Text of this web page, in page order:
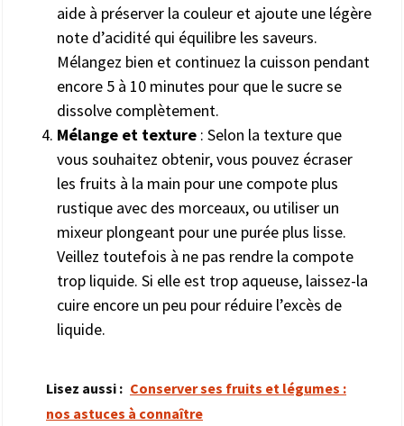
aide à préserver la couleur et ajoute une légère
note d’acidité qui équilibre les saveurs.
Mélangez bien et continuez la cuisson pendant
encore 5 à 10 minutes pour que le sucre se
dissolve complètement.
Mélange et texture : Selon la texture que
vous souhaitez obtenir, vous pouvez écraser
les fruits à la main pour une compote plus
rustique avec des morceaux, ou utiliser un
mixeur plongeant pour une purée plus lisse.
Veillez toutefois à ne pas rendre la compote
trop liquide. Si elle est trop aqueuse, laissez-la
cuire encore un peu pour réduire l’excès de
liquide.
Lisez aussi : Conserver ses fruits et légumes :
nos astuces à connaître